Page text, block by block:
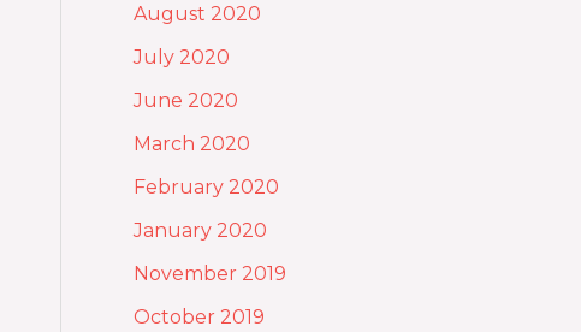
August 2020
July 2020
June 2020
March 2020
February 2020
January 2020
November 2019
October 2019